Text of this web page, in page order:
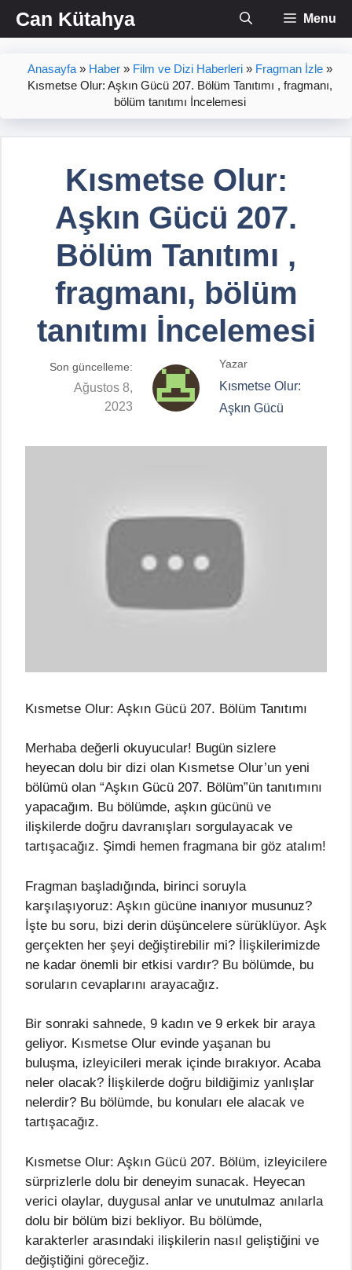
İçeriğe
atlaCan Kütahya Menu
Anasayfa » Haber » Film ve Dizi Haberleri » Fragman İzle »
Kısmetse Olur: Aşkın Gücü 207. Bölüm Tanıtımı , fragmanı,
bölüm tanıtımı İncelemesi
Kısmetse Olur:
Aşkın Gücü 207.
Bölüm Tanıtımı ,
fragmanı, bölüm
tanıtımı İncelemesi
Son güncelleme:
Ağustos 8,
2023
Yazar
Kısmetse Olur:
Aşkın Gücü
Kısmetse Olur: Aşkın Gücü 207. Bölüm Tanıtımı
Merhaba değerli okuyucular! Bugün sizlere
heyecan dolu bir dizi olan Kısmetse Olur’un yeni
bölümü olan “Aşkın Gücü 207. Bölüm”ün tanıtımını
yapacağım. Bu bölümde, aşkın gücünü ve
ilişkilerde doğru davranışları sorgulayacak ve
tartışacağız. Şimdi hemen fragmana bir göz atalım!
Fragman başladığında, birinci soruyla
karşılaşıyoruz: Aşkın gücüne inanıyor musunuz?
İşte bu soru, bizi derin düşüncelere sürüklüyor. Aşk
gerçekten her şeyi değiştirebilir mi? İlişkilerimizde
ne kadar önemli bir etkisi vardır? Bu bölümde, bu
soruların cevaplarını arayacağız.
Bir sonraki sahnede, 9 kadın ve 9 erkek bir araya
geliyor. Kısmetse Olur evinde yaşanan bu
buluşma, izleyicileri merak içinde bırakıyor. Acaba
neler olacak? İlişkilerde doğru bildiğimiz yanlışlar
nelerdir? Bu bölümde, bu konuları ele alacak ve
tartışacağız.
Kısmetse Olur: Aşkın Gücü 207. Bölüm, izleyicilere
sürprizlerle dolu bir deneyim sunacak. Heyecan
verici olaylar, duygusal anlar ve unutulmaz anılarla
dolu bir bölüm bizi bekliyor. Bu bölümde,
karakterler arasındaki ilişkilerin nasıl geliştiğini ve
değiştiğini göreceğiz.